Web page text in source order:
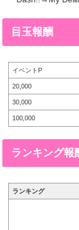
目玉報酬
イベントP
20,000
30,000
100,000
ランキング報
ランキング